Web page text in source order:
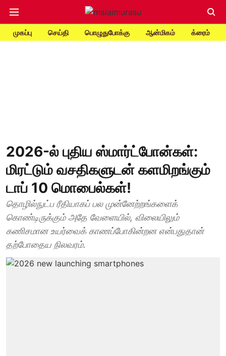
முகப்பு செய்தி பொழுதுபோக்கு ஆன்மிகம் க்ரைம்
2026-ல் புதிய ஸ்மார்ட்போன்கள்:
மிரட்டும் வசதிகளுடன் களமிறங்கும்
டாப் 10 மொபைல்கள்!
தொழில்நுட்ப ரீதியாகப் பல முன்னேற்றங்களைக்
கொண்டிருக்கும் அதே வேளையில், விலையிலும்
கணிசமான உயர்வைக் காணப்போகின்றன என்பதுதான்
தற்போதைய நிலவரம்.